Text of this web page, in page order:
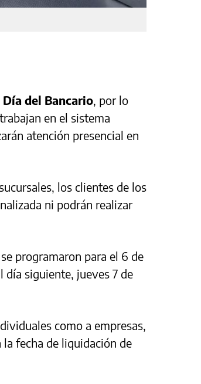
Día del Bancario, por lo
en el sistema
atención presencial en
los clientes de los
ni podrán realizar
programaron para el 6 de
siguiente, jueves 7 de
como a empresas,
fecha de liquidación de